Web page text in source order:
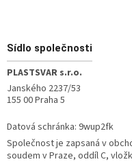
Sídlo společnosti
PLASTSVAR s.r.o.
Janského 2237/53
155 00 Praha 5
Datová schránka: 9wup2fk
Společnost je zapsaná v
soudem v Praze, oddíl C,